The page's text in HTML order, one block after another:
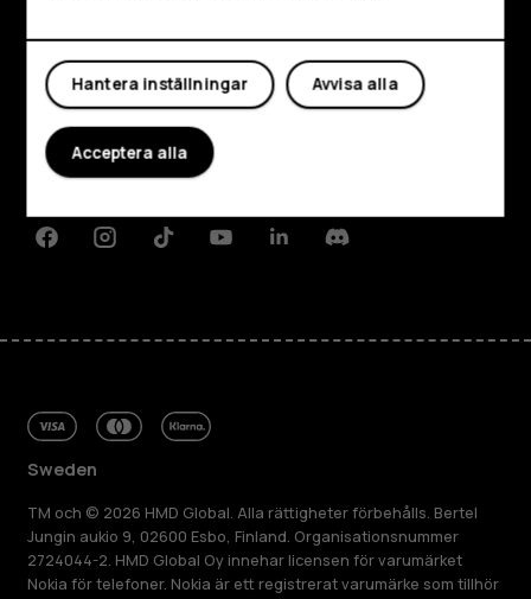
Om
Planet and people
FacebookInstagramTiktokYoutubeLinkedinDiscord
Sweden
TM och © 2026 HMD Global. Alla rättigheter förbehålls. Bertel
Jungin aukio 9, 02600 Esbo, Finland. Organisationsnummer
2724044-2. HMD Global Oy innehar licensen för varumärket
Nokia för telefoner. Nokia är ett registrerat varumärke som tillhör
Avvisa alla
Hantera inställningar
Acceptera alla